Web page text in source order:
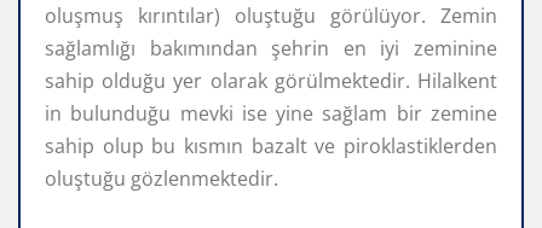
oluşmuş kırıntılar) oluştuğu görülüyor. Zemin
sağlamlığı bakımından şehrin en iyi zeminine
sahip olduğu yer olarak görülmektedir. Hilalkent
in bulunduğu mevki ise yine sağlam bir zemine
sahip olup bu kısmın bazalt ve piroklastiklerden
oluştuğu gözlenmektedir.